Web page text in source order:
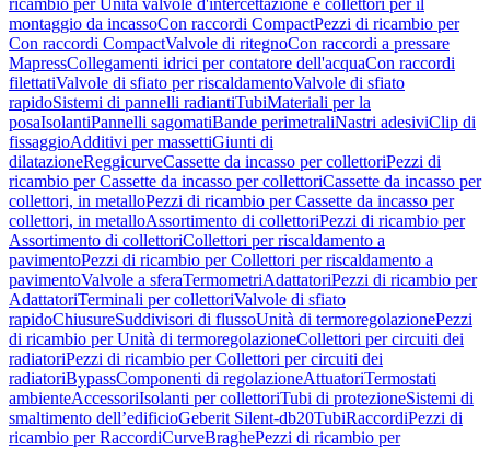
ricambio per Unità valvole d'intercettazione e collettori per il
montaggio da incassoCon raccordi CompactPezzi di ricambio per
Con raccordi CompactValvole di ritegnoCon raccordi a pressare
MapressCollegamenti idrici per contatore dell'acquaCon raccordi
filettatiValvole di sfiato per riscaldamentoValvole di sfiato
rapidoSistemi di pannelli radiantiTubiMateriali per la
posaIsolantiPannelli sagomatiBande perimetraliNastri adesiviClip di
fissaggioAdditivi per massettiGiunti di
dilatazioneReggicurveCassette da incasso per collettoriPezzi di
ricambio per Cassette da incasso per collettoriCassette da incasso per
collettori, in metalloPezzi di ricambio per Cassette da incasso per
collettori, in metalloAssortimento di collettoriPezzi di ricambio per
Assortimento di collettoriCollettori per riscaldamento a
pavimentoPezzi di ricambio per Collettori per riscaldamento a
pavimentoValvole a sferaTermometriAdattatoriPezzi di ricambio per
AdattatoriTerminali per collettoriValvole di sfiato
rapidoChiusureSuddivisori di flussoUnità di termoregolazionePezzi
di ricambio per Unità di termoregolazioneCollettori per circuiti dei
radiatoriPezzi di ricambio per Collettori per circuiti dei
radiatoriBypassComponenti di regolazioneAttuatoriTermostati
ambienteAccessoriIsolanti per collettoriTubi di protezioneSistemi di
smaltimento dell’edificioGeberit Silent-db20TubiRaccordiPezzi di
ricambio per RaccordiCurveBraghePezzi di ricambio per